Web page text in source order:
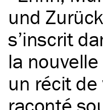
und
s’inscrit
la
un récit de